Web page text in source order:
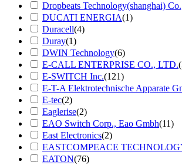
Dropbeats Technology(shanghai)
DUCATI ENERGIA(1)
Duracell(4)
Duray(1)
DWIN Technology(6)
E-CALL ENTERPRISE CO., LTD.
E-SWITCH Inc.(121)
E-T-A Elektrotechnische Apparate
E-tec(2)
Eaglerise(2)
EAO Switch Corp., Eao Gmbh(11)
East Electronics(2)
EASTCOMPEACE
EATON(76)